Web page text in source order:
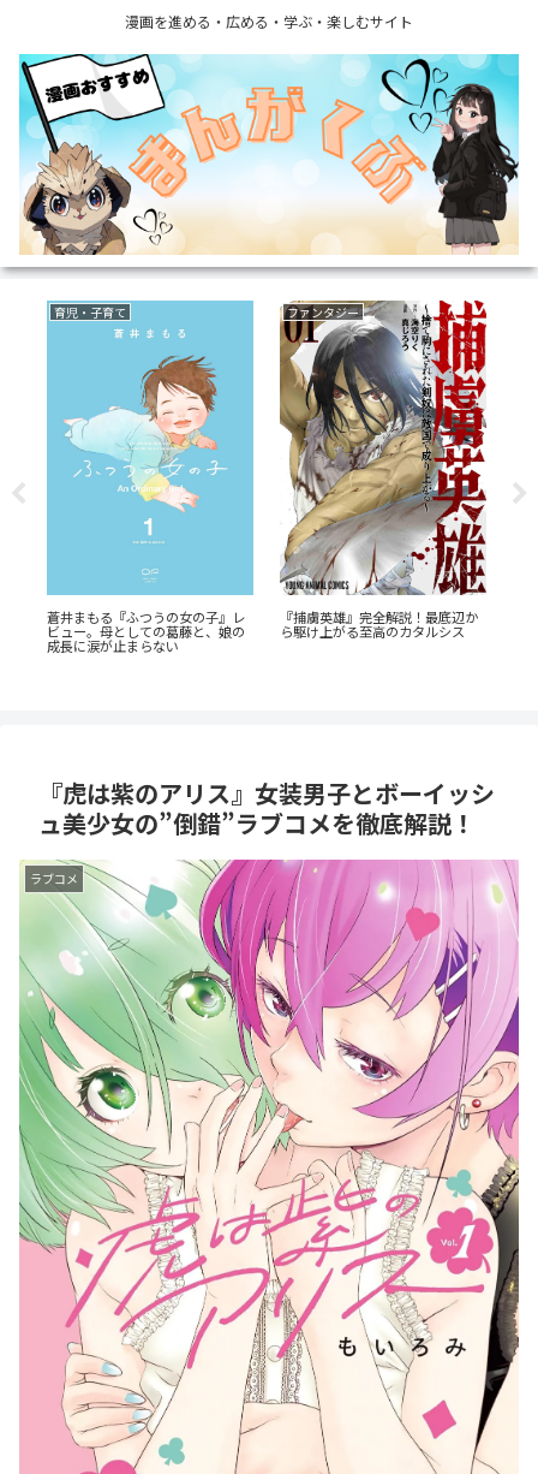
漫画を進める・広める・学ぶ・楽しむサイト
ファンタジー
あの感動をもう一度！『D・N・
ANGEL』正統続編『DDNAngels』
の魅力と謎に迫る完全ガイド
ボーイズラブ(BL)
『たまらないのは恋なのか』徹底
『虎は紫のアリス』女装男子とボーイッシ
ュ美少女の”倒錯”ラブコメを徹底解説！
ラブコメ